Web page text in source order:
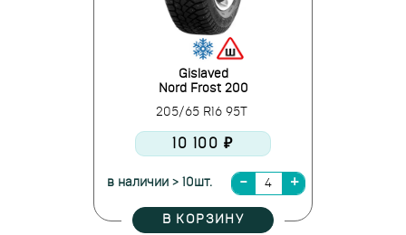
Gislaved
Nord Frost 200
205/65 R16 95T
10 100 ₽
в наличии > 10шт.
В КОРЗИНУ